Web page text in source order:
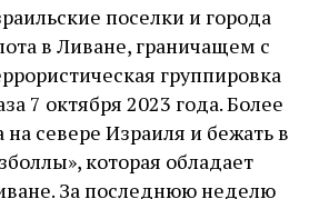
поселки и города
в Ливане, граничащем с
группировка
7 октября 2023 года. Более
севере Израиля и бежать в
которая обладает
За последнюю неделю